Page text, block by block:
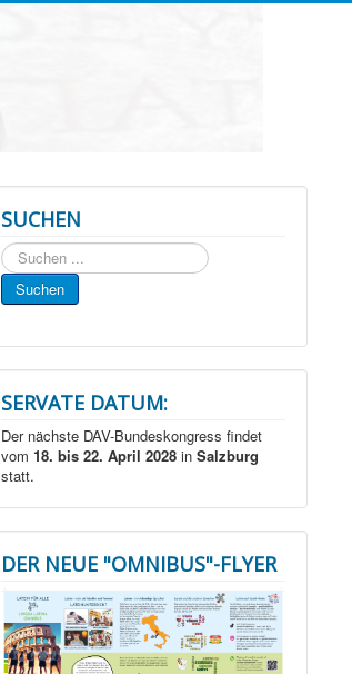
SUCHEN
Suchen
...
Suchen
SERVATE DATUM:
Der nächste DAV-Bundeskongress findet
vom18. bis 22. April 2028 inSalzburg
statt.
DER NEUE "OMNIBUS"-FLYER